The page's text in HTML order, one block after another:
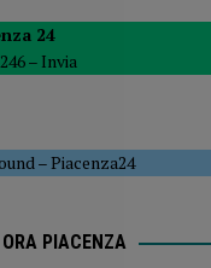
2026 ] Scoperto
2026 ] Piacenza calcio
24
– Invia
–Piacenza24
PIACENZA